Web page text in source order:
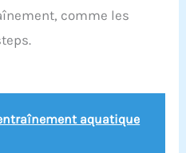
comme les
aquatique